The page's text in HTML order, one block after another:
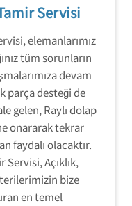
Servisi
elemanlarımız
tüm sorunların
devam
parça desteği de
gelen, Raylı dolap
onararak tekrar
faydalı olacaktır.
Servisi, Açıklık,
bize
en temel